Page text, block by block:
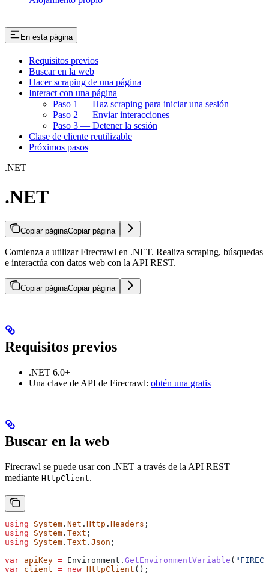
En esta página
Requisitos previos
Buscar en la web
Hacer scraping de una página
Interact con una página
Paso 1 — Haz scraping para iniciar una sesión
Paso 2 — Enviar interacciones
Paso 3 — Detener la sesión
Clase de cliente reutilizable
Próximos pasos
.NET
.NET
Copiar páginaCopiar página
Comienza a utilizar Firecrawl en .NET. Realiza scraping, búsquedas
e interactúa con datos web con la API REST.
Copiar páginaCopiar página
Requisitos previos
.NET 6.0+
Una clave de API de Firecrawl: obtén una gratis
Buscar en la web
Firecrawl se puede usar con .NET a través de la API REST
mediante HttpClient.
using System . Net . Http . Headers ;
using System . Text ;
using System . Text . Json ;
var apiKey = Environment . GetEnvironmentVariable (
var client = new HttpClient ();